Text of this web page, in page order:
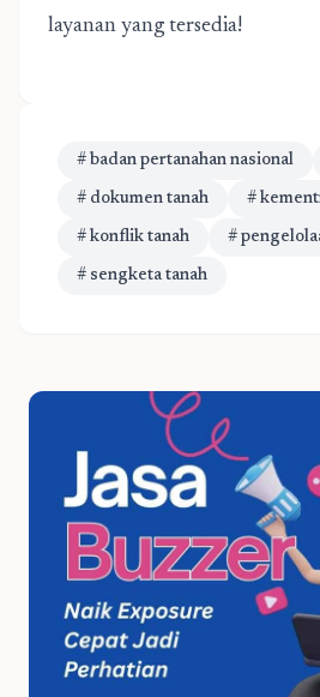
layanan yang tersedia!
# badan pertanahan nasional
# dokumen tanah #
# konflik tanah #
# sengketa tanah